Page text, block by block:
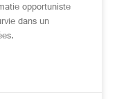
opportuniste
dans un